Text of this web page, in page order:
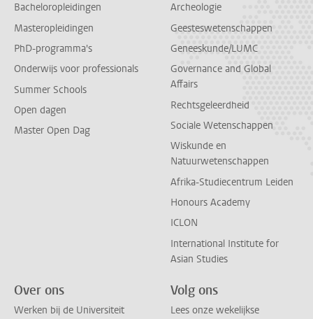
Bacheloropleidingen
Masteropleidingen
PhD-programma's
Onderwijs voor professionals
Summer Schools
Open dagen
Master Open Dag
Archeologie
Geesteswetenschappen
Geneeskunde/LUMC
Governance and Global
Affairs
Rechtsgeleerdheid
Sociale Wetenschappen
Wiskunde en
Natuurwetenschappen
Afrika-Studiecentrum Leiden
Honours Academy
ICLON
International Institute for
Asian Studies
Over ons
Werken bij de Universiteit
Volg ons
Lees onze wekelijkse